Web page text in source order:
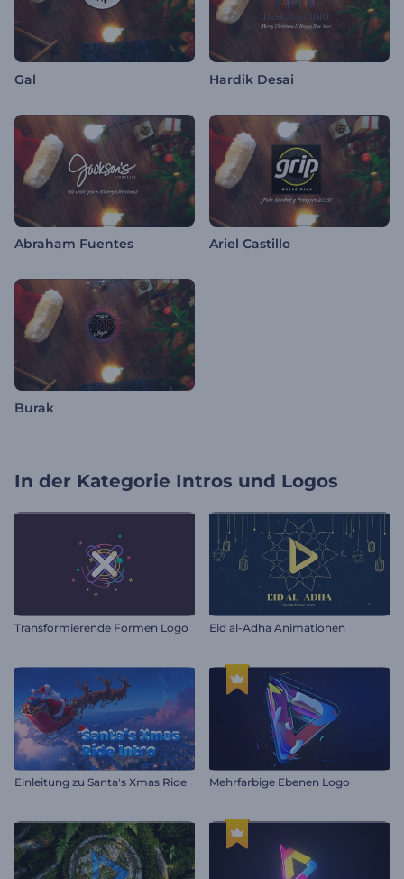
Gal Hardik Desai
Abraham Fuentes Ariel Castillo
Burak
In der Kategorie Intros und Logos
Transformierende Formen Logo Eid al-Adha Animationen
Einleitung zu Santa's Xmas Ride Mehrfarbige Ebenen Logo